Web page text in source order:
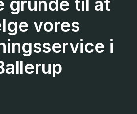
grunde til at
vores
i